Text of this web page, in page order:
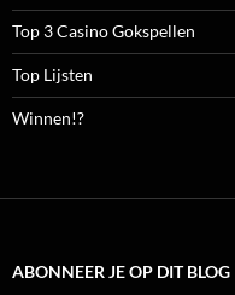
Top 3 Casino Gokspellen
Top Lijsten
Winnen!?
ABONNEER JE OP DIT